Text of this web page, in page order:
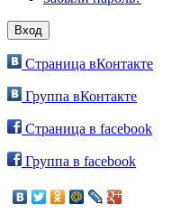
Страница вКонтакте
Группа вКонтакте
Страница в facebook
Группа в facebook